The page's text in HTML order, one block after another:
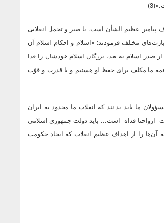
عظيم الشأن است. با صبر و تحمل انقلابى
اهميت اسلام با عبارت‌هاي مختلف فرمودند: «اسلام و احكام اسلام آن
صدر اسلام به بعد، بزرگان اسلام خودشان را فدا
ما مكلف براى حفظ او هستيم و با قدرت و قوّت‏
ما بايد بدانند كه انقلاب ما محدود به ايران
فداه- است... بايد دولت جمهورى اسلامى
آن‌ها را از اهداف عظيم انقلاب كه ايجاد حكومت